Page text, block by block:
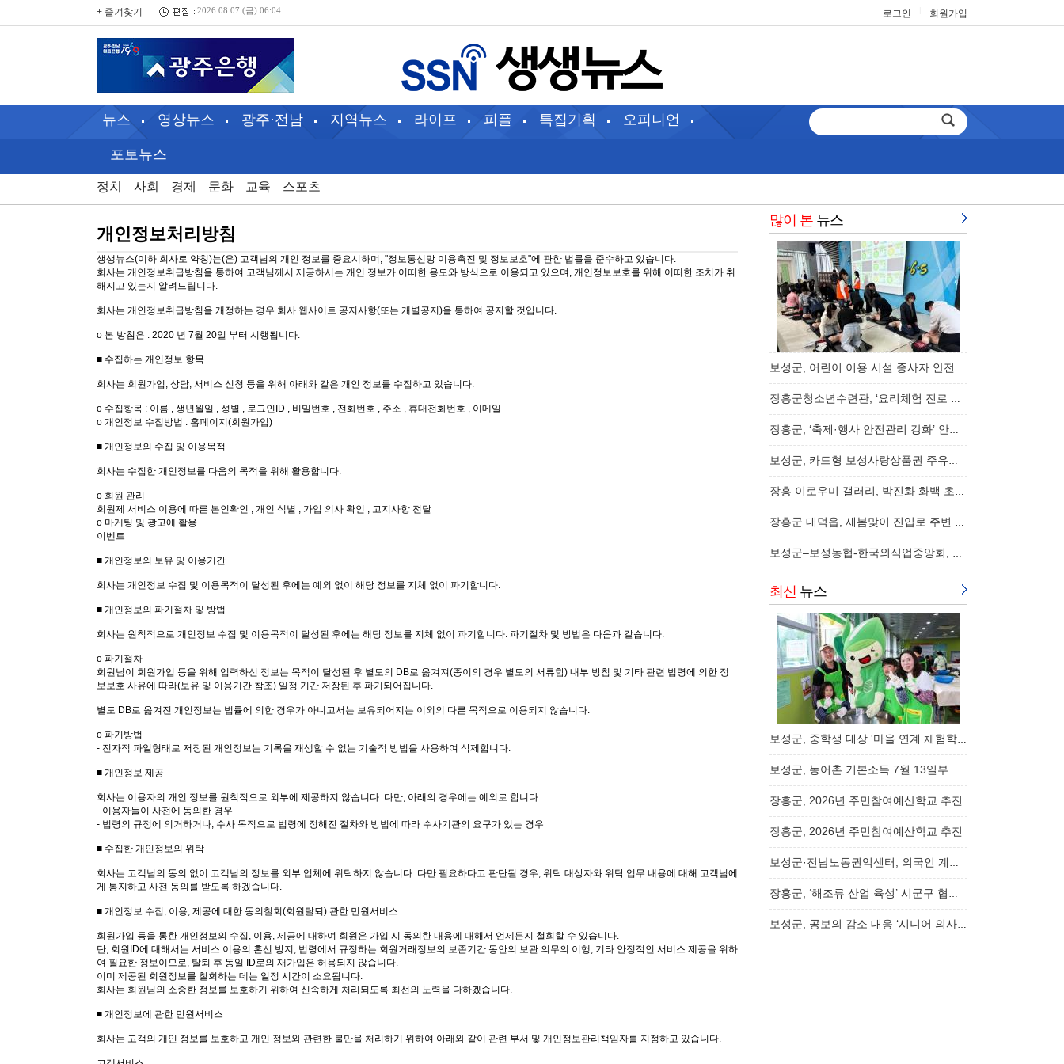
+ 즐겨찾기 2026.08.07 (금) 06:04 로그인 회원가입
뉴스 영상뉴스 광주·전남 지역뉴스 라이프 피플 특집기획 오피니언
포토뉴스
정치 사회 경제 문화 교육 스포츠
개인정보처리방침
생생뉴스(이하 회사로 약칭)는(은) 고객님의 개인 정보를 중요시하며, "정보통신망 이용촉진 및 정보보호"에 관한 법률을 준수하고 있습니다.
회사는 개인정보취급방침을 통하여 고객님께서 제공하시는 개인 정보가 어떠한 용도와 방식으로 이용되고 있으며, 개인정보보호를 위해 어떠한 조치가 취
해지고 있는지 알려드립니다.
회사는 개인정보취급방침을 개정하는 경우 회사 웹사이트 공지사항(또는 개별공지)을 통하여 공지할 것입니다.
ο 본 방침은 : 2020 년 7월 20일 부터 시행됩니다.
■ 수집하는 개인정보 항목
회사는 회원가입, 상담, 서비스 신청 등을 위해 아래와 같은 개인 정보를 수집하고 있습니다.
ο 수집항목 : 이름 , 생년월일 , 성별 , 로그인ID , 비밀번호 , 전화번호 , 주소 , 휴대전화번호 , 이메일
ο 개인정보 수집방법 : 홈페이지(회원가입)
■ 개인정보의 수집 및 이용목적
회사는 수집한 개인정보를 다음의 목적을 위해 활용합니다.
ο 회원 관리
회원제 서비스 이용에 따른 본인확인 , 개인 식별 , 가입 의사 확인 , 고지사항 전달
ο 마케팅 및 광고에 활용
이벤트
■ 개인정보의 보유 및 이용기간
회사는 개인정보 수집 및 이용목적이 달성된 후에는 예외 없이 해당 정보를 지체 없이 파기합니다.
■ 개인정보의 파기절차 및 방법
회사는 원칙적으로 개인정보 수집 및 이용목적이 달성된 후에는 해당 정보를 지체 없이 파기합니다. 파기절차 및 방법은 다음과 같습니다.
ο 파기절차
회원님이 회원가입 등을 위해 입력하신 정보는 목적이 달성된 후 별도의 DB로 옮겨져(종이의 경우 별도의 서류함) 내부 방침 및 기타 관련 법령에 의한 정
보보호 사유에 따라(보유 및 이용기간 참조) 일정 기간 저장된 후 파기되어집니다.
별도 DB로 옮겨진 개인정보는 법률에 의한 경우가 아니고서는 보유되어지는 이외의 다른 목적으로 이용되지 않습니다.
ο 파기방법
- 전자적 파일형태로 저장된 개인정보는 기록을 재생할 수 없는 기술적 방법을 사용하여 삭제합니다.
■ 개인정보 제공
회사는 이용자의 개인 정보를 원칙적으로 외부에 제공하지 않습니다. 다만, 아래의 경우에는 예외로 합니다.
- 이용자들이 사전에 동의한 경우
- 법령의 규정에 의거하거나, 수사 목적으로 법령에 정해진 절차와 방법에 따라 수사기관의 요구가 있는 경우
■ 수집한 개인정보의 위탁
회사는 고객님의 동의 없이 고객님의 정보를 외부 업체에 위탁하지 않습니다. 다만 필요하다고 판단될 경우, 위탁 대상자와 위탁 업무 내용에 대해 고객님에
게 통지하고 사전 동의를 받도록 하겠습니다.
■ 개인정보 수집, 이용, 제공에 대한 동의철회(회원탈퇴) 관한 민원서비스
회원가입 등을 통한 개인정보의 수집, 이용, 제공에 대하여 회원은 가입 시 동의한 내용에 대해서 언제든지 철회할 수 있습니다.
단, 회원ID에 대해서는 서비스 이용의 혼선 방지, 법령에서 규정하는 회원거래정보의 보존기간 동안의 보관 의무의 이행, 기타 안정적인 서비스 제공을 위하
여 필요한 정보이므로, 탈퇴 후 동일 ID로의 재가입은 허용되지 않습니다.
이미 제공된 회원정보를 철회하는 데는 일정 시간이 소요됩니다.
회사는 회원님의 소중한 정보를 보호하기 위하여 신속하게 처리되도록 최선의 노력을 다하겠습니다.
■ 개인정보에 관한 민원서비스
회사는 고객의 개인 정보를 보호하고 개인 정보와 관련한 불만을 처리하기 위하여 아래와 같이 관련 부서 및 개인정보관리책임자를 지정하고 있습니다.
많이 본 뉴스
보성군, 어린이 이용 시설 종사자 안전교육 실시…
장흥군청소년수련관, ‘요리체험 진로 프로그램…
장흥군, ‘축제·행사 안전관리 강화’ 안전관리…
보성군, 카드형 보성사랑상품권 주유소 특별 할…
장흥 이로우미 갤러리, 박진화 화백 초대전 ‘심…
장흥군 대덕읍, 새봄맞이 진입로 주변 환경정비…
보성군–보성농협-한국외식업중앙회, 농특…
최신 뉴스
보성군, 중학생 대상 '마을 연계 체험학습' 운영…
보성군, 농어촌 기본소득 7월 13일부터 신청 ……
장흥군, 2026년 주민참여예산학교 추진
장흥군, 2026년 주민참여예산학교 추진
보성군·전남노동권익센터, 외국인 계절근로자 …
장흥군, ‘해조류 산업 육성’ 시군구 협업프로…
보성군, 공보의 감소 대응 ‘시니어 의사 채용’…